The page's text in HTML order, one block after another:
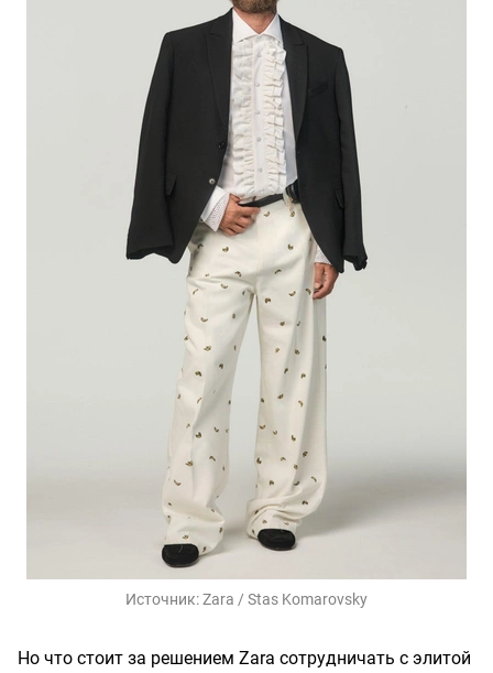
Источник:Zara / Stas Komarovsky
Но что стоит за решением Zara сотрудничать с элитой